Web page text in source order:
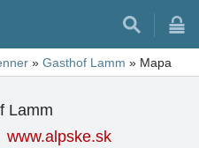
» Gasthof Lamm » Mapa
Lamm
www.alpske.sk